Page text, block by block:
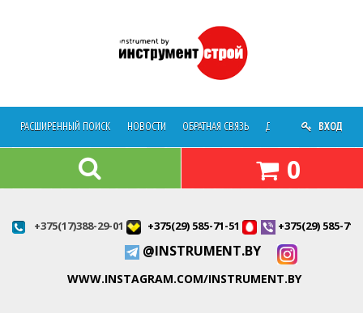
РАСШИРЕННЫЙ ПОИСК НОВОСТИ ОБРАТНАЯ СВЯЗЬ ДОСТАВКА О
ВХОД
0
+375(17)388-29-01 +375(29) 585-71-51 +375(29) 585-71-
@INSTRUMENT.BY
WWW.INSTAGRAM.COM/INSTRUMENT.BY